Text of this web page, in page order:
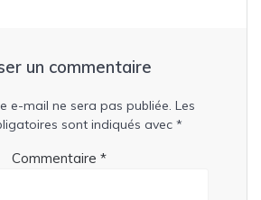
un commentaire
e-mail ne sera pas publiée. Les
sont indiqués avec *
Commentaire *